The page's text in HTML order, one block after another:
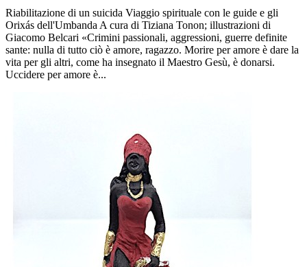
Riabilitazione di un suicida Viaggio spirituale con le guide e gli
Orixás dell'Umbanda A cura di Tiziana Tonon; illustrazioni di
Giacomo Belcari «Crimini passionali, aggressioni, guerre definite
sante: nulla di tutto ciò è amore, ragazzo. Morire per amore è dare la
vita per gli altri, come ha insegnato il Maestro Gesù, è donarsi.
Uccidere per amore è...